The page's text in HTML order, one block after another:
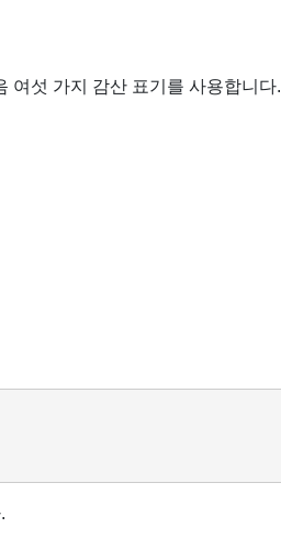
여섯 가지 감산 표기를 사용합니다.